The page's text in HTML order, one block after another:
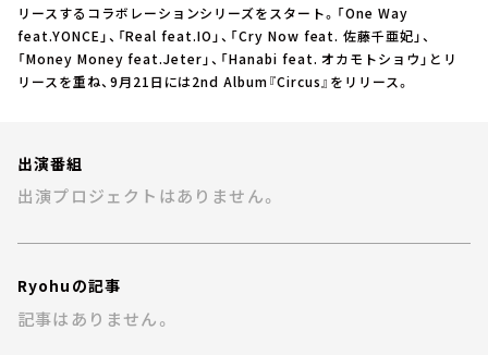
リースするコラボレーションシリーズをスタート。「One Way
feat.YONCE」、「Real feat.IO」、「Cry Now feat. 佐藤千亜妃」、
「Money Money feat.Jeter」、「Hanabi feat. オカモトショウ」とリ
リースを重ね、9月21日には2nd Album『Circus』をリリース。
出演番組
出演プロジェクトはありません。
Ryohuの記事
記事はありません。